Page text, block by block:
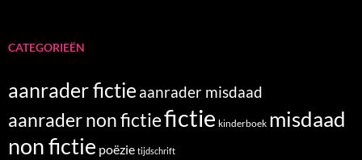
CATEGORIEËN
aanrader fictie aanrader misdaad
aanrader non fictiefictie kinderboek misdaad
non fictie poëzie tijdschrift